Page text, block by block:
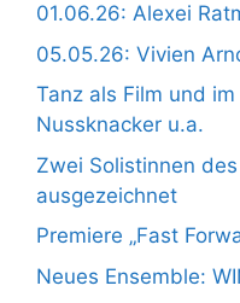
01.06.26: Alexei
05.05.26: Vivien
Tanz als Film und
Nussknacker u.a.
Zwei Solistinnen
ausgezeichnet
Premiere „Fast
Neues Ensemble: